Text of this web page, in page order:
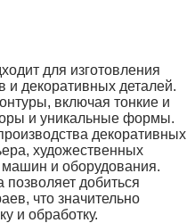
для изготовления
декоративных деталей.
включая тонкие и
и уникальные формы.
декоративных
художественных
машин и оборудования.
позволяет добиться
что значительно
и обработку.